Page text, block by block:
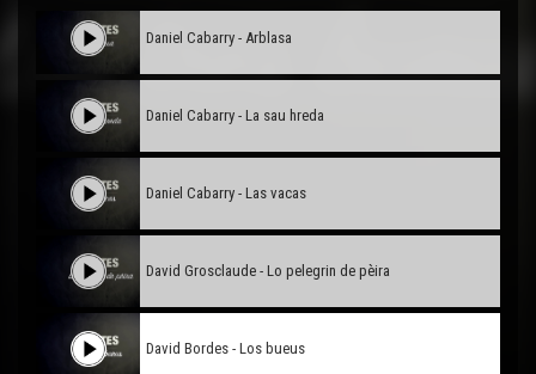
Daniel Cabarry - Arblasa
Daniel Cabarry - La sau hreda
Daniel Cabarry - Las vacas
David Grosclaude - Lo pelegrin de pèira
David Bordes - Los bueus